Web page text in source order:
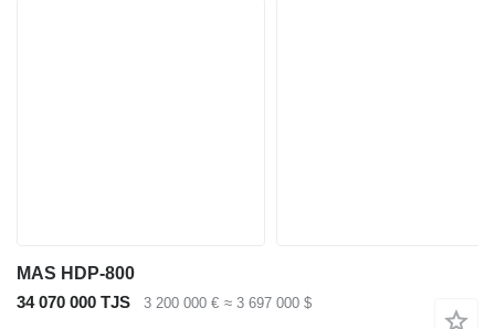
MAS HDP-800
34 070 000 TJS
3 200 000 € ≈ 3 697 000 $